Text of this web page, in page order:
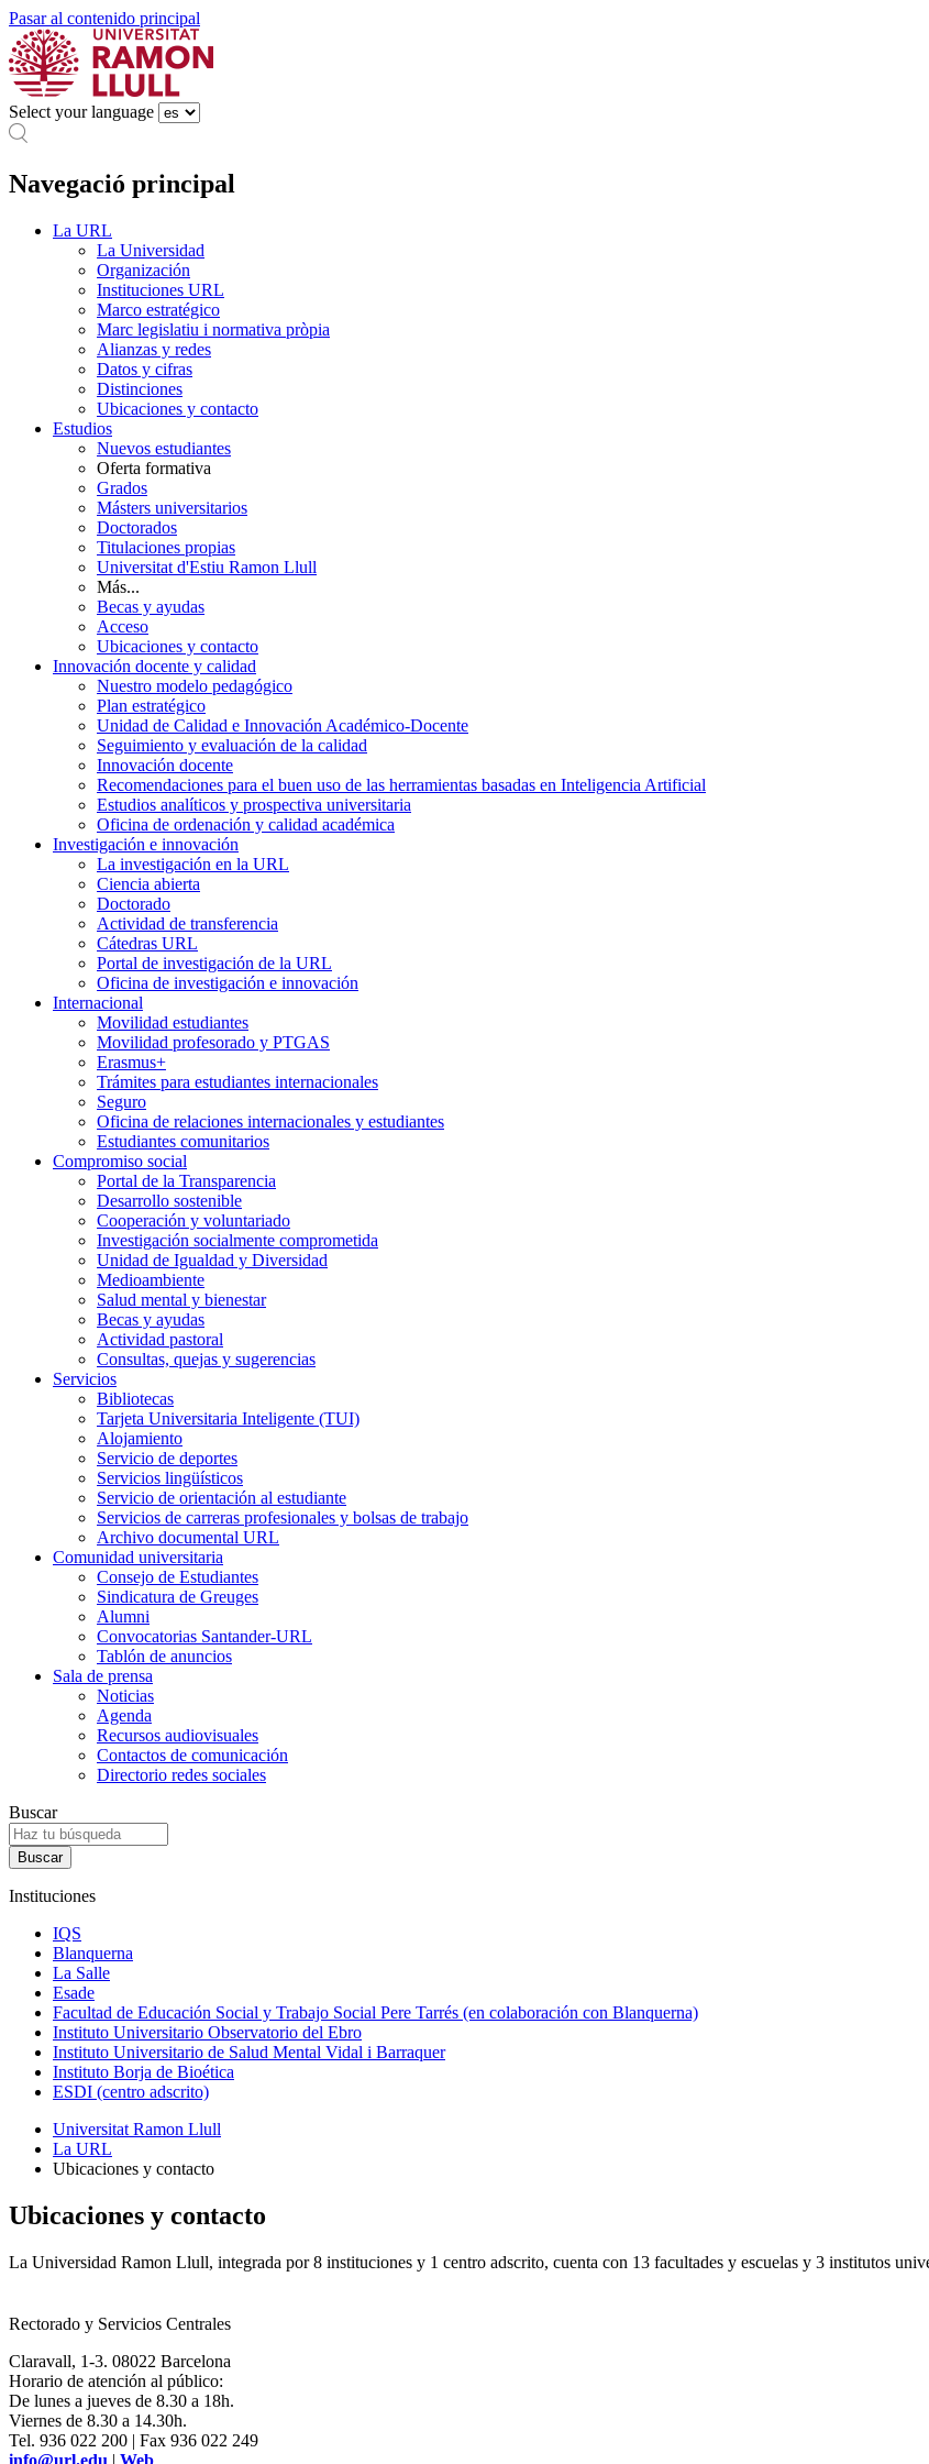
Pasar al contenido principal
Select your language
Navegació principal
La URL
La Universidad
Organización
Instituciones URL
Marco estratégico
Marc legislatiu i normativa pròpia
Alianzas y redes
Datos y cifras
Distinciones
Ubicaciones y contacto
Estudios
Nuevos estudiantes
Oferta formativa
Grados
Másters universitarios
Doctorados
Titulaciones propias
Universitat d'Estiu Ramon Llull
Más...
Becas y ayudas
Acceso
Ubicaciones y contacto
Innovación docente y calidad
Nuestro modelo pedagógico
Plan estratégico
Unidad de Calidad e Innovación Académico-Docente
Seguimiento y evaluación de la calidad
Innovación docente
Recomendaciones para el buen uso de las herramientas basadas en Inteligencia Artificial
Estudios analíticos y prospectiva universitaria
Oficina de ordenación y calidad académica
Investigación e innovación
La investigación en la URL
Ciencia abierta
Doctorado
Actividad de transferencia
Cátedras URL
Portal de investigación de la URL
Oficina de investigación e innovación
Internacional
Movilidad estudiantes
Movilidad profesorado y PTGAS
Erasmus+
Trámites para estudiantes internacionales
Seguro
Oficina de relaciones internacionales y estudiantes
Estudiantes comunitarios
Compromiso social
Portal de la Transparencia
Desarrollo sostenible
Cooperación y voluntariado
Investigación socialmente comprometida
Unidad de Igualdad y Diversidad
Medioambiente
Salud mental y bienestar
Becas y ayudas
Actividad pastoral
Consultas, quejas y sugerencias
Servicios
Bibliotecas
Tarjeta Universitaria Inteligente (TUI)
Alojamiento
Servicio de deportes
Servicios lingüísticos
Servicio de orientación al estudiante
Servicios de carreras profesionales y bolsas de trabajo
Archivo documental URL
Comunidad universitaria
Consejo de Estudiantes
Sindicatura de Greuges
Alumni
Convocatorias Santander-URL
Tablón de anuncios
Sala de prensa
Noticias
Agenda
Recursos audiovisuales
Contactos de comunicación
Directorio redes sociales
Buscar
Instituciones
IQS
Blanquerna
La Salle
Esade
Facultad de Educación Social y Trabajo Social Pere Tarrés (en colaboración con Blanquerna)
Instituto Universitario Observatorio del Ebro
Instituto Universitario de Salud Mental Vidal i Barraquer
Instituto Borja de Bioética
ESDI (centro adscrito)
Universitat Ramon Llull
La URL
Ubicaciones y contacto
Ubicaciones y contacto
La Universidad Ramon Llull, integrada por 8 instituciones y 1 centro adscrito, cuenta con 13 facultades y escuelas y 3 institutos
Rectorado y Servicios Centrales
Claravall, 1-3. 08022 Barcelona
Horario de atención al público:
De lunes a jueves de 8.30 a 18h.
Viernes de 8.30 a 14.30h.
Tel. 936 022 200 | Fax 936 022 249
info@url.edu | Web